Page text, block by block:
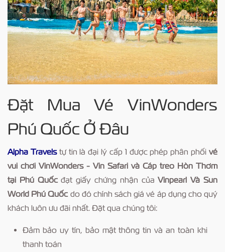
Đặt Mua Vé VinWonders
Phú Quốc Ở Đâu
Alpha Travelstự tin là đại lý cấp 1 được phép phân phốivé
vui chơi VinWonders - Vin Safari và Cáp treo Hòn Thơm
tại Phú Quốcđạt giấy chứng nhận củaVinpearl Và Sun
World Phú Quốc do đó chính sách giá vé áp dụng cho quý
khách luôn ưu đãi nhất. Đặt qua chúng tôi:
Đảm bảo uy tín, bảo mật thông tin và an toàn khi
thanh toán